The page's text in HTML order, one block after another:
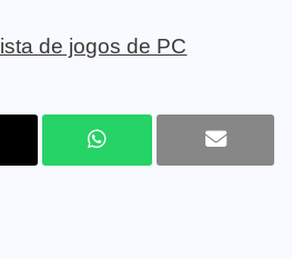
lista de jogos de PC